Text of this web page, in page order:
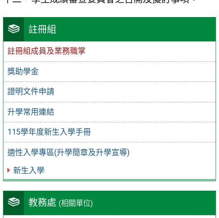
註冊組
註冊組成員及業務職掌
獎助學金
證明文件申請
升學常用連結
115學年度新生入學手冊
適性入學專區(升學簡章及升學宣導)
新生入學
教務處 (相關單位)